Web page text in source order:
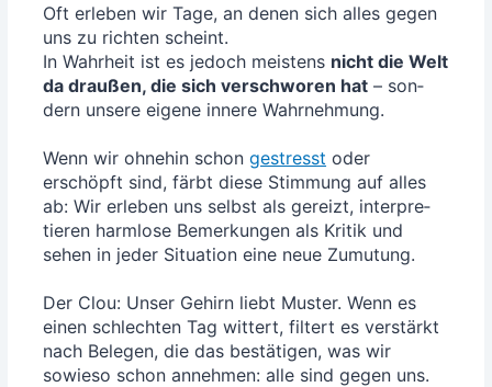
Oft erle­ben wir Tage, an denen sich alles gegen
uns zu rich­ten scheint.
In Wahr­heit ist es jedoch meis­tens nicht die Welt
da drau­ßen, die sich ver­schwo­ren hat – son­
dern unse­re eige­ne inne­re Wahr­neh­mung.
Wenn wir ohne­hin schongestresst oder
erschöpft sind, färbt die­se Stim­mung auf alles
ab: Wir erle­ben uns selbst als gereizt, inter­pre­
tie­ren harm­lo­se Bemer­kun­gen als Kri­tik und
sehen in jeder Situa­ti­on eine neue Zumu­tung.
Der Clou: Unser Gehirn liebt Mus­ter. Wenn es
einen schlech­ten Tag wit­tert, fil­tert es ver­stärkt
nach Bele­gen, die das bestä­ti­gen, was wir
sowie­so schon anneh­men: alle sind gegen uns.